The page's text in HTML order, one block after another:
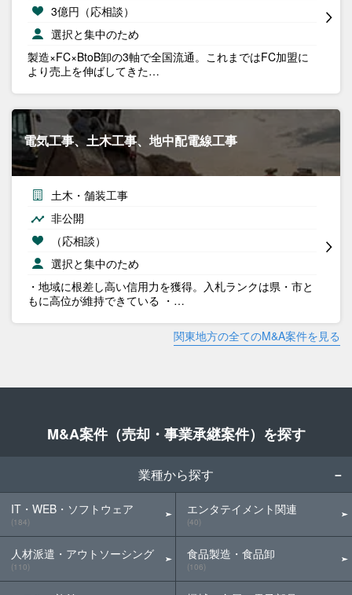
3億円（応相談）
選択と集中のため
製造×FC×BtoB卸の3軸で全国流通。これまではFC加盟に
より売上を伸ばしてきた…
電気工事、土木工事、地中配電線工事
土木・舗装工事
非公開
（応相談）
選択と集中のため
・地域に根差し高い信用力を獲得。入札ランクは県・市と
もに高位が維持できている ・…
関東地方の全てのM&A案件を見る
M&A案件（売却・事業承継案件）を探す
業種から探す
IT・WEB・ソフトウェア
(184)
人材派遣・アウトソーシング
(110)
エンタテイメント関連
(40)
食品製造・食品卸
(106)